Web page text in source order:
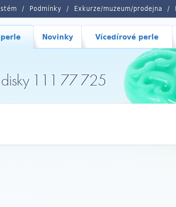
Podmínky Exkurze/muzeum/prodejna
Novinky Vícedírové perle
disky 111 77 725